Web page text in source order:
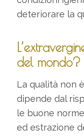
deteriorare la
del mondo?
La qualità non
dipende dal
le buone
ed estrazione